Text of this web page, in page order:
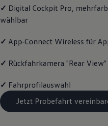
Live Beratung
Magazin
Familie
Volkswagen R
Pannen- und
✓ Digital Cockpit Pro,
wählbar
✓ App‑Connect Wireless für
✓ Rückfahrkamera "Rear View"
✓ Fahrprofilauswahl
Jetzt Probefahrt